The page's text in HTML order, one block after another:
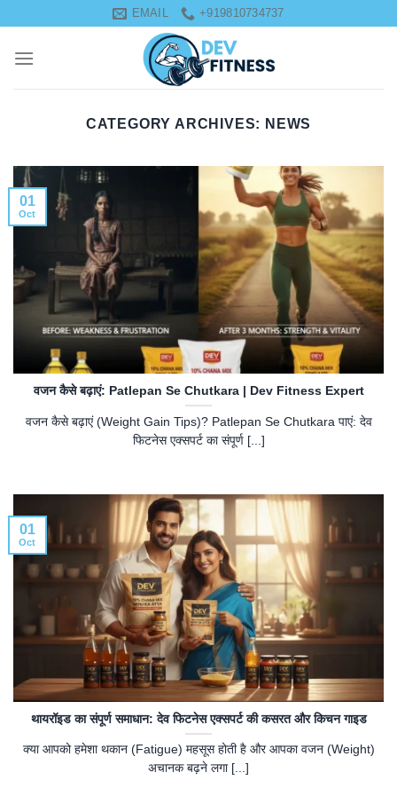
content
EMAIL +919810734737
CATEGORY ARCHIVES: NEWS
वजन कैसे बढ़ाएं: Patlepan Se Chutkara | Dev Fitness Expert
वजन कैसे बढ़ाएं (Weight Gain Tips)? Patlepan Se Chutkara पाएं: देव
फिटनेस एक्सपर्ट का संपूर्ण [...]
01
Oct
थायरॉइड का संपूर्ण समाधान: देव फिटनेस एक्सपर्ट की कसरत और किचन गाइड
क्या आपको हमेशा थकान (Fatigue) महसूस होती है और आपका वजन (Weight)
अचानक बढ़ने लगा [...]
01
Oct